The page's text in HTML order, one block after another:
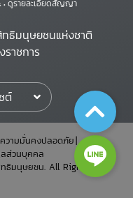
• ดูรายละเอียดสัญญา
ธิมนุษยชนแห่งชาติ
าชการ
ต์
วามมั่นคงปลอดภัย
ส่วนบุคคล
มนุษยชน. All Rights